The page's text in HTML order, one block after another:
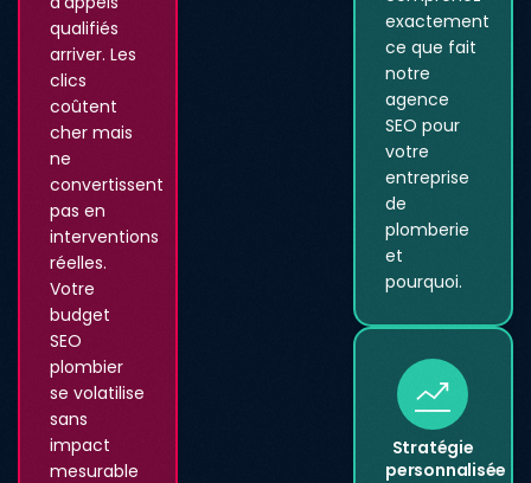
qualifiés
arriver. Les
clics
coûtent
cher mais
ne
convertissent
pas en
interventions
réelles.
Votre
budget
SEO
plombier
se volatilise
sans
impact
mesurable
exactement
ce que fait
notre
agence
SEO pour
votre
entreprise
de
plomberie
et
pourquoi.
Stratégie
personnalisée